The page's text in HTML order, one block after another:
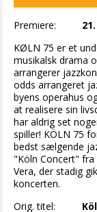
Premiere:
KØLN 75 er et
musikalsk drama
arrangerer
odds arrangeret
byens operahus
at realisere sin
har aldrig set
spiller! KÖLN 75
bedst sælgende
"Köln Concert"
Vera, der stadig
koncerten.
Orig. titel: